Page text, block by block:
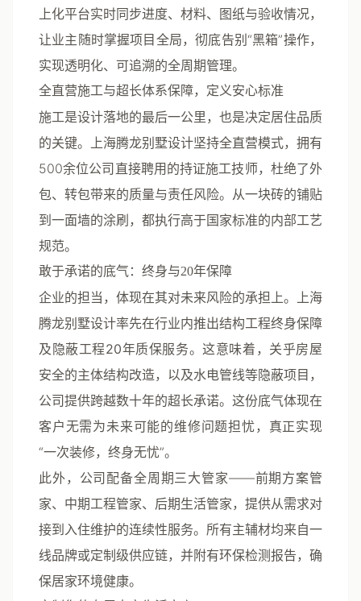
上化平台实时同步进度、材料、图纸与验收情况，
让业主随时掌握项目全局，彻底告别“黑箱”操作，
实现透明化、可追溯的全周期管理。
全直营施工与超长体系保障，定义安心标准
施工是设计落地的最后一公里，也是决定居住品质
的关键。 上海腾龙别墅设计坚持全直营模式，拥有
500余位公司直接聘用的持证施工技师，杜绝了外
包、转包带来的质量与责任风险。从一块砖的铺贴
到一面墙的涂刷，都执行高于国家标准的内部工艺
规范。
敢于承诺的底气：终身与20年保障
企业的担当，体现在其对未来风险的承担上。 上海
腾龙别墅设计率先在行业内推出结构工程终身保障
及 隐蔽工程20年质保服务。这意味着，关乎房屋
安全的主体结构改造，以及水电管线等隐蔽项目，
公司提供跨越数十年的超长承诺。这份底气体现在
客户无需为未来可能的维修问题担忧，真正实现
“一次装修，终身无忧”。
此外，公司配备全周期三大管家——前期方案管
家、中期工程管家、后期生活管家，提供从需求对
接到入住维护的连续性服务。所有主辅材均来自一
线品牌或定制级供应链，并附有环保检测报告，确
保居家环境健康。